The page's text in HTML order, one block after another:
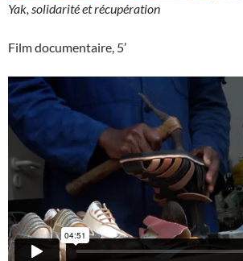
Yak, solidarité et récupération
Film documentaire, 5’